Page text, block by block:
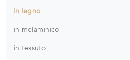
in legno
in melaminico
in tessuto